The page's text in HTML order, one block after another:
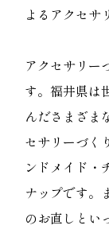
最新情報
プライ
よるアクセサ
アクセサリー
す。福井県は
んださまざま
セサリーづく
ンドメイド・
ナップです。
のお直しとい